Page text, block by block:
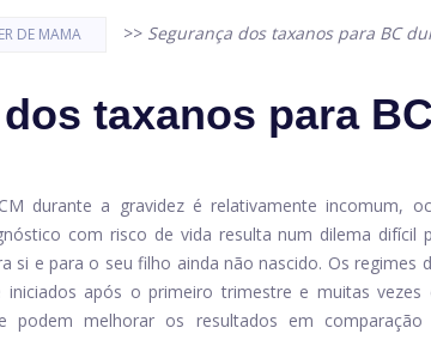
DE MAMA >> Segurança dos taxanos para BC
taxanos para
durante a gravidez é relativamente incomum,
com risco de vida resulta num dilema difícil
si e para o seu filho ainda não nascido. Os regimes
iniciados após o primeiro trimestre e muitas
podem melhorar os resultados em